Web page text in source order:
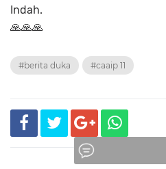
Indah.
🙏🙏🙏
#berita duka #caaip 11